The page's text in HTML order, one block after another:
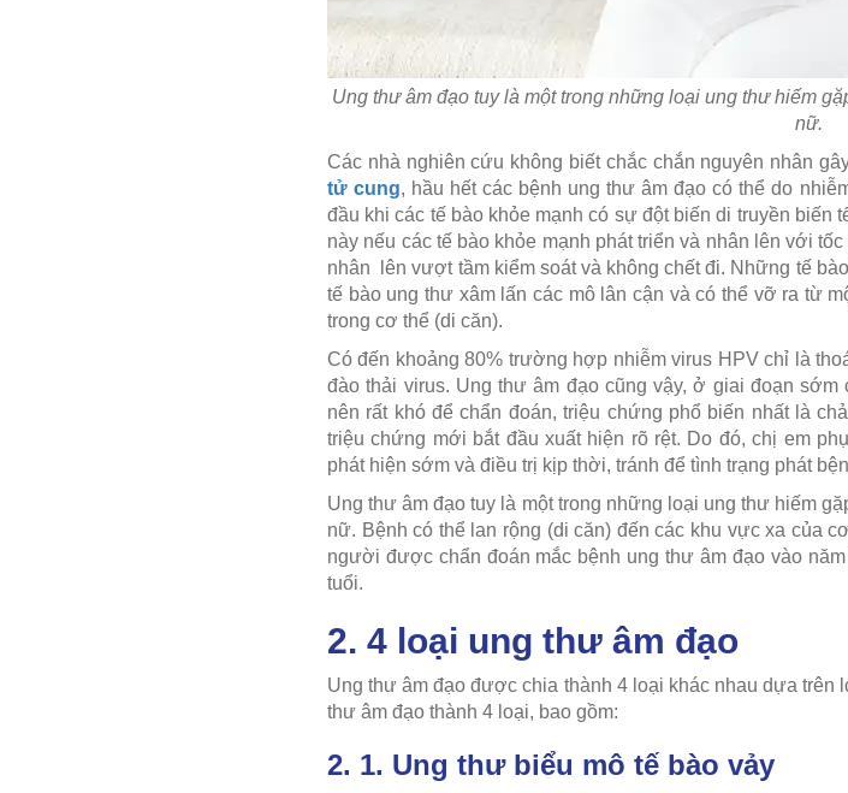
Ung thư âm đạo tuy là một trong những loại ung thư hiếm
nữ.
Các nhà nghiên cứu không biết chắc chắn nguyên nhân
tử cung, hầu hết các bệnh ung thư âm đạo có thể do
đầu khi các tế bào khỏe mạnh có sự đột biến di truyền
này nếu các tế bào khỏe mạnh phát triển và nhân lên với
nhân lên vượt tầm kiểm soát và không chết đi. Những tế
tế bào ung thư xâm lấn các mô lân cận và có thể vỡ ra từ
trong cơ thể (di căn).
Có đến khoảng 80% trường hợp nhiễm virus HPV chỉ là
đào thải virus. Ung thư âm đạo cũng vậy, ở giai đoạn
nên rất khó để chẩn đoán, triệu chứng phổ biến nhất là
triệu chứng mới bắt đầu xuất hiện rõ rệt. Do đó, chị em
phát hiện sớm và điều trị kịp thời, tránh để tình trạng phát
Ung thư âm đạo tuy là một trong những loại ung thư hiếm
nữ. Bệnh có thể lan rộng (di căn) đến các khu vực xa của
người được chẩn đoán mắc bệnh ung thư âm đạo vào
tuổi.
2. 4 loại ung thư âm đạo
Ung thư âm đạo được chia thành 4 loại khác nhau dựa trên
thư âm đạo thành 4 loại, bao gồm:
2. 1. Ung thư biểu mô tế bào vảy